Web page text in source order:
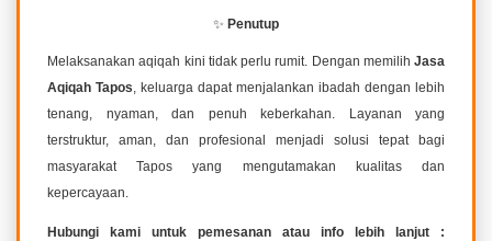
✨ Penutup
Melaksanakan aqiqah kini tidak perlu rumit. Dengan memilih Jasa
Aqiqah Tapos , keluarga dapat menjalankan ibadah dengan lebih
tenang, nyaman, dan penuh keberkahan. Layanan yang
terstruktur, aman, dan profesional menjadi solusi tepat bagi
masyarakat Tapos yang mengutamakan kualitas dan
kepercayaan.
Hubungi kami untuk pemesanan atau info lebih lanjut :